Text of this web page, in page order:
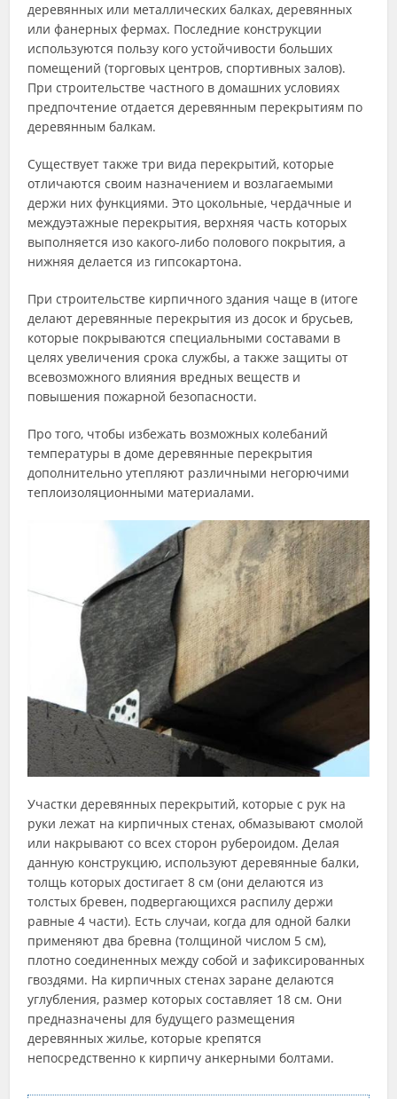
деревянных или металлических балках, деревянных
или фанерных фермах. Последние конструкции
используются пользу кого устойчивости больших
помещений (торговых центров, спортивных залов).
При строительстве частного в домашних условиях
предпочтение отдается деревянным перекрытиям по
деревянным балкам.
Существует также три вида перекрытий, которые
отличаются своим назначением и возлагаемыми
держи них функциями. Это цокольные, чердачные и
междуэтажные перекрытия, верхняя часть которых
выполняется изо какого-либо полового покрытия, а
нижняя делается из гипсокартона.
При строительстве кирпичного здания чаще в (итоге
делают деревянные перекрытия из досок и брусьев,
которые покрываются специальными составами в
целях увеличения срока службы, а также защиты от
всевозможного влияния вредных веществ и
повышения пожарной безопасности.
Про того, чтобы избежать возможных колебаний
температуры в доме деревянные перекрытия
дополнительно утепляют различными негорючими
теплоизоляционными материалами.
Участки деревянных перекрытий, которые с рук на
руки лежат на кирпичных стенах, обмазывают смолой
или накрывают со всех сторон рубероидом. Делая
данную конструкцию, используют деревянные балки,
толщь которых достигает 8 см (они делаются из
толстых бревен, подвергающихся распилу держи
равные 4 части). Есть случаи, когда для одной балки
применяют два бревна (толщиной числом 5 см),
плотно соединенных между собой и зафиксированных
гвоздями. На кирпичных стенах заране делаются
углубления, размер которых составляет 18 см. Они
предназначены для будущего размещения
деревянных жилье, которые крепятся
непосредственно к кирпичу анкерными болтами.